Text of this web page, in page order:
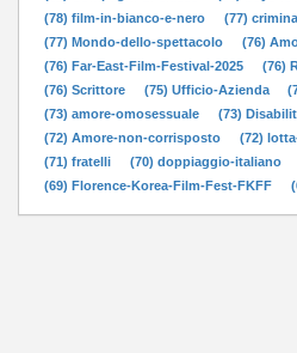
(78) film-in-bianco-e-nero
(77)
(77) Mondo-dello-spettacolo
(76)
(76) Far-East-Film-Festival-2025
(76)
(76) Scrittore
(75) Ufficio-Azienda
(73) amore-omosessuale
(73)
(72) Amore-non-corrisposto
(72)
(71) fratelli
(70) doppiaggio-italiano
(69) Florence-Korea-Film-Fest-FKFF